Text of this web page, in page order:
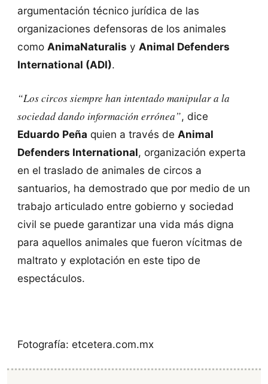
argumentación técnico jurídica de las
organizaciones defensoras de los animales
como AnimaNaturalis y Animal Defenders
International (ADI).
“Los circos siempre han intentado manipular a la
sociedad dando información errónea”, dice
Eduardo Peña quien a través de Animal
Defenders International, organización experta
en el traslado de animales de circos a
santuarios, ha demostrado que por medio de un
trabajo articulado entre gobierno y sociedad
civil se puede garantizar una vida más digna
para aquellos animales que fueron vícitmas de
maltrato y explotación en este tipo de
espectáculos.
Fotografía: etcetera.com.mx